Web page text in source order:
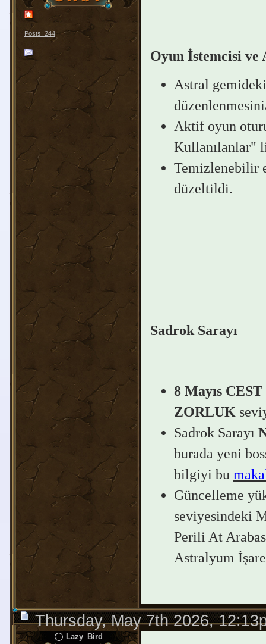
Posts: 244
Oyun İstemcisi ve
Astral
Aktif oyun
Kullanılanlar"
Temizlenebilir
düzeltildi.
Sadrok Sarayı
8 Mayıs
ZORLUK
Sadrok Sarayı
burada yeni
bilgiyi bu
Güncelleme
seviyesindeki
Perili At
Astralyum
Thursday, May 7th 2026,
Lazy_Bird